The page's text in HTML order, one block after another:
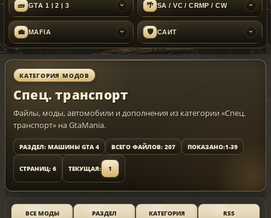
🧱 GTA 1 | 2 | 3 › 🌴 SA / VC / CRMP / CW ›
💼 MAFIA › 🛡 САЙТ ›
КАТЕГОРИЯ МОДОВ
Спец. транспорт
Файлы, моды, автомобили и дополнения из категории «Спец.
транспорт» на GtaMania.
РАЗДЕЛ: МАШИНЫ GTA 4 ВСЕГО ФАЙЛОВ: 207 ПОКАЗАНО:1-39
СТРАНИЦ: 6 ТЕКУЩАЯ: 1
ВСЕ МОДЫ РАЗДЕЛ КАТЕГОРИЯ RSS